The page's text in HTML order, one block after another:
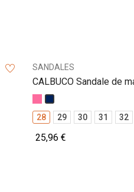
SANDALES
CALBUCO Sandale de
Rose
28
29 30 31 32
25,96 €